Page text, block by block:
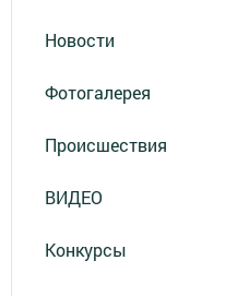
Новости
Фотогалерея
Происшествия
ВИДЕО
Конкурсы